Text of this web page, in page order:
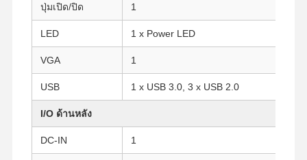
บ้าน ผลิตภัณฑ์ เกี่ยวกับเรา ทัวร์โรงงาน
ปุ่มเปิด/ปิด 1
LED 1 x Power LED
VGA 1
USB 1 x USB 3.0, 3 x USB 2.0
I/O ด้านหลัง
DC-IN 1